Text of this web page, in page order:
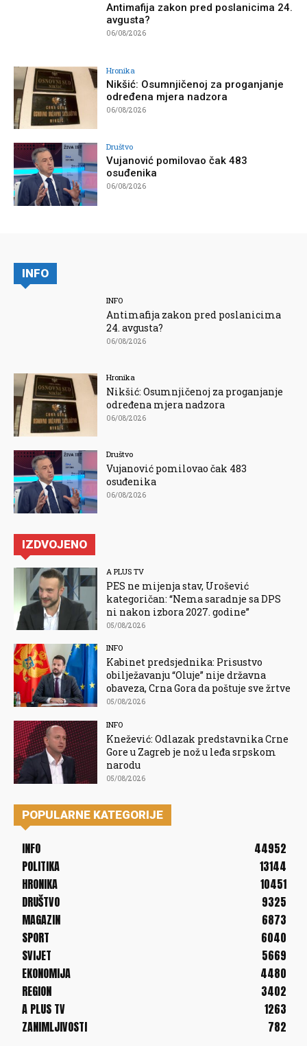
Antimafija zakon pred poslanicima 24.
avgusta?
06/08/2026
Hronika
Nikšić: Osumnjičenoj za proganjanje
određena mjera nadzora
06/08/2026
Društvo
Vujanović pomilovao čak 483
osuđenika
06/08/2026
INFO
INFO
Antimafija zakon pred poslanicima
24. avgusta?
06/08/2026
Hronika
Nikšić: Osumnjičenoj za proganjanje
određena mjera nadzora
06/08/2026
Društvo
Vujanović pomilovao čak 483
osuđenika
06/08/2026
IZDVOJENO
A PLUS TV
PES ne mijenja stav, Urošević
kategoričan: “Nema saradnje sa DPS
ni nakon izbora 2027. godine”
05/08/2026
INFO
Kabinet predsjednika: Prisustvo
obilježavanju “Oluje” nije državna
obaveza, Crna Gora da poštuje sve žrtve
05/08/2026
INFO
Knežević: Odlazak predstavnika Crne
Gore u Zagreb je nož u leđa srpskom
narodu
05/08/2026
POPULARNE KATEGORIJE
INFO
44952
POLITIKA
13144
HRONIKA
10451
DRUŠTVO
9325
MAGAZIN
6873
SPORT
6040
SVIJET
5669
EKONOMIJA
4480
REGION
3402
A PLUS TV
1263
ZANIMLJIVOSTI
782